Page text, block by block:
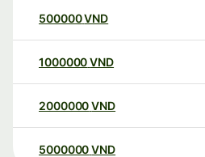
500000VND
1000000VND
2000000VND
5000000VND